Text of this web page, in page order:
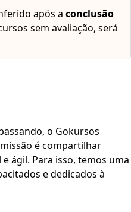
após a conclusão
sem avaliação, será
o Gokursos
é compartilhar
uma
e dedicados à